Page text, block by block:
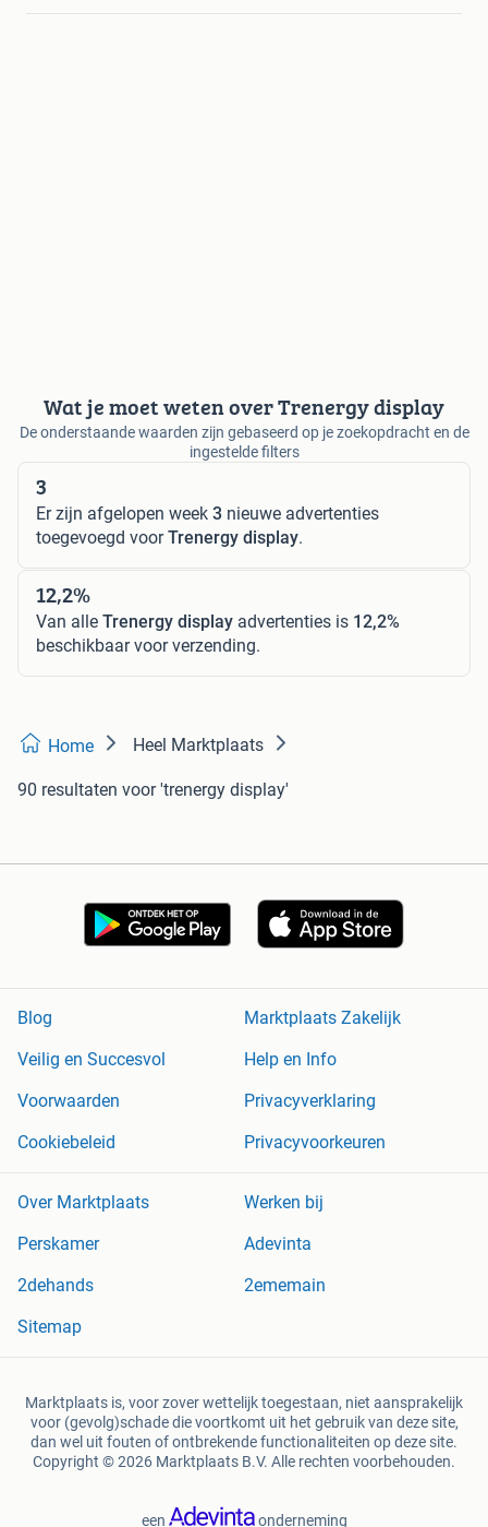
Wat je moet weten over Trenergy display
De onderstaande waarden zijn gebaseerd op je zoekopdracht en de
ingestelde filters
3
Er zijn afgelopen week 3 nieuwe advertenties
toegevoegd voorTrenergy display.
12,2%
Van alle Trenergy display advertenties is 12,2%
beschikbaar voor verzending.
Home Heel Marktplaats
90 resultaten voor 'trenergy display'
Blog
Marktplaats Zakelijk
Veilig en Succesvol
Help en Info
Voorwaarden
Privacyverklaring
Cookiebeleid
Privacyvoorkeuren
Over Marktplaats
Werken bij
Perskamer
Adevinta
2dehands
2ememain
Sitemap
Marktplaats is, voor zover wettelijk toegestaan, niet aansprakelijk
voor (gevolg)schade die voortkomt uit het gebruik van deze site,
dan wel uit fouten of ontbrekende functionaliteiten op deze site.
Copyright © 2026 Marktplaats B.V. Alle rechten voorbehouden.
een onderneming